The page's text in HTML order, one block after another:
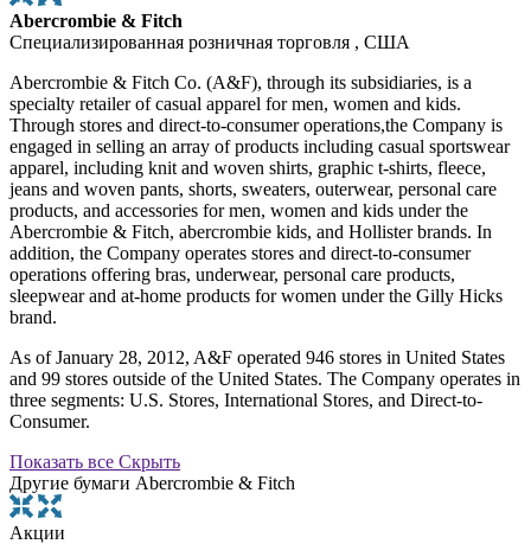
Abercrombie & Fitch
Специализированная розничная торговля , США
Abercrombie & Fitch Co. (A&F), through its subsidiaries, is a
specialty retailer of casual apparel for men, women and kids.
Through stores and direct-to-consumer operations,the Company is
engaged in selling an array of products including casual sportswear
apparel, including knit and woven shirts, graphic t-shirts, fleece,
jeans and woven pants, shorts, sweaters, outerwear, personal care
products, and accessories for men, women and kids under the
Abercrombie & Fitch, abercrombie kids, and Hollister brands. In
addition, the Company operates stores and direct-to-consumer
operations offering bras, underwear, personal care products,
sleepwear and at-home products for women under the Gilly Hicks
brand.
As of January 28, 2012, A&F operated 946 stores in United States
and 99 stores outside of the United States. The Company operates in
three segments: U.S. Stores, International Stores, and Direct-to-
Consumer.
Показать все Скрыть
Другие бумаги Abercrombie & Fitch
Акции